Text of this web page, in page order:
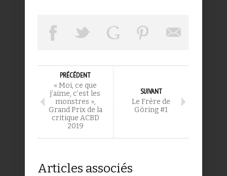
PRÉCÉDENT
« Moi, ce que
j’aime, c’est les
monstres »,
Grand Prix de la
critique ACBD
2019
SUIVANT
Le Frère de
Göring #1
Articles associés